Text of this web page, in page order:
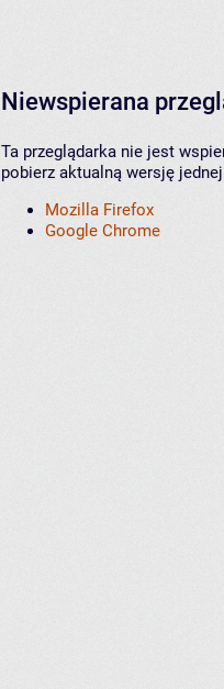
Niewspierana
Ta przeglądarka nie jest
pobierz aktualną wersję
Mozilla Firefox
Google Chrome